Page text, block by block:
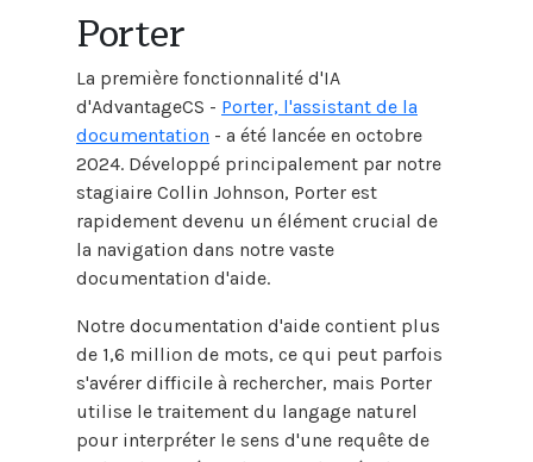
Porter
La première fonctionnalité d'IA
d'AdvantageCS - Porter, l'assistant de la
documentation - a été lancée en octobre
2024. Développé principalement par notre
stagiaire Collin Johnson, Porter est
rapidement devenu un élément crucial de
la navigation dans notre vaste
documentation d'aide.
Notre documentation d'aide contient plus
de 1,6 million de mots, ce qui peut parfois
s'avérer difficile à rechercher, mais Porter
utilise le traitement du langage naturel
pour interpréter le sens d'une requête de